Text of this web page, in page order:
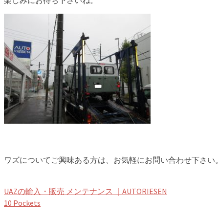
ワズについてご興味ある方は、お気軽にお問い合わせ下さい
UAZの輸入・販売 メンテナンス ｜AUTORIESEN
10 Pockets